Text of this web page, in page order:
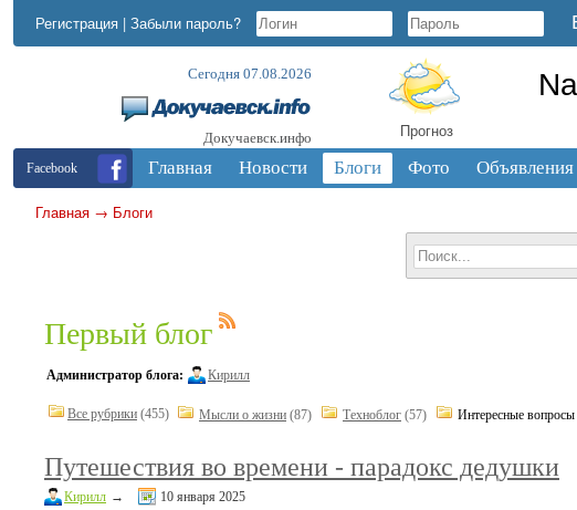
Регистрация | Забыли пароль?
Сегодня 07.08.2026
Докучаевск.инфо Прогноз
Facebook Главная Новости Блоги Фото Объявления
Главная → Блоги
Первый блог
Администратор блога: Кирилл
Все рубрики (455) Мысли о жизни (87) Техноблог (57) Интересные вопросы
Путешествия во времени - парадокс дедушки
Кирилл → 10 января 2025